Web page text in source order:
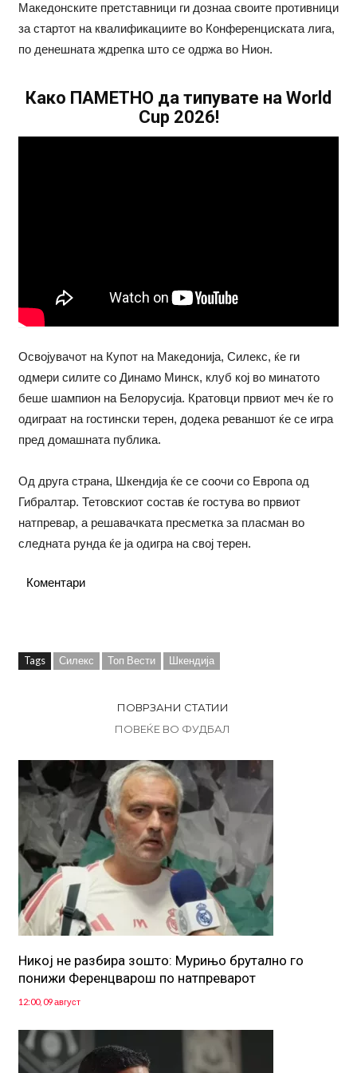
Македонските претставници ги дознаа своите противници
за стартот на квалификациите во Конференциската лига,
по денешната ждрепка што се одржа во Нион.
Како ПАМЕТНО да типувате на World
Cup 2026!
Освојувачот на Купот на Македонија, Силекс, ќе ги
одмери силите со Динамо Минск, клуб кој во минатото
беше шампион на Белорусија. Кратовци првиот меч ќе го
одиграат на гостински терен, додека реваншот ќе се игра
пред домашната публика.
Од друга страна, Шкендија ќе се соочи со Европа од
Гибралтар. Тетовскиот состав ќе гостува во првиот
натпревар, а решавачката пресметка за пласман во
следната рунда ќе ја одигра на свој терен.
Коментари
Tags Силекс Топ Вести Шкендија
ПОВРЗАНИ СТАТИИ
ПОВЕЌЕ ВО ФУДБАЛ
Никој не разбира зошто: Мурињо брутално го
понижи Ференцварош по натпреварот
12:00, 09 август